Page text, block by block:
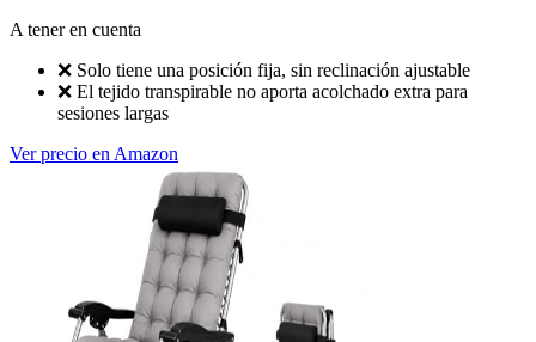
A tener en cuenta
❌ Solo tiene una posición fija, sin reclinación ajustable
❌ El tejido transpirable no aporta acolchado extra para
sesiones largas
Ver precio en Amazon